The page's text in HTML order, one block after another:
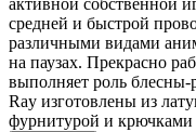
средней и быстрой
различными видами
на паузах. Прекрасно
выполняет роль
Ray изготовлены из
фурнитурой и крючками